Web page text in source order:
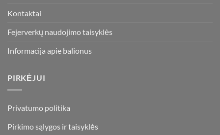
Kontaktai
Fejerverkų naudojimo taisyklės
Informacija apie balionus
PIRKĖJUI
Privatumo politika
Pirkimo sąlygos ir taisyklės